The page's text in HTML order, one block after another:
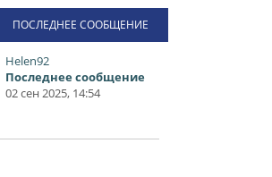
ПОСЛЕДНЕЕ СООБЩЕНИЕ
Helen92
Последнее сообщение
02 сен 2025, 14:54